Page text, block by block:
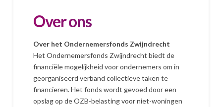
Over ons
Over het Ondernemersfonds Zwijndrecht
Het Ondernemersfonds Zwijndrecht biedt de
financiële mogelijkheid voor ondernemers om in
georganiseerd verband collectieve taken te
financieren. Het fonds wordt gevoed door een
opslag op de OZB-belasting voor niet-woningen